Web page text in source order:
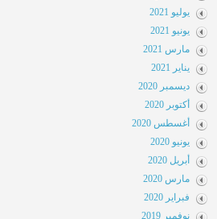
يوليو 2021
يونيو 2021
مارس 2021
يناير 2021
ديسمبر 2020
أكتوبر 2020
أغسطس 2020
يونيو 2020
أبريل 2020
مارس 2020
فبراير 2020
نوفمبر 2019